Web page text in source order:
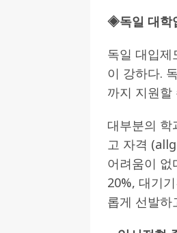
[
[
인
[
◈독일 대학
독일 대입제
이 강하다.
까지 지원할
대부분의
고 자격
어려움이 없
20%, 대기
롭게 선발하